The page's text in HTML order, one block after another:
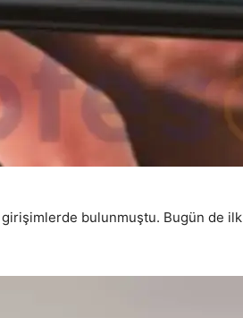
bulunmuştu. Bugün de ilk